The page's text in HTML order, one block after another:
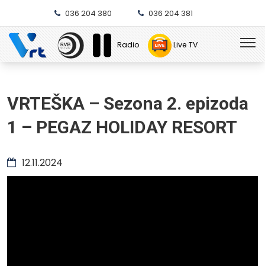
036 204 380 036 204 381
Radio Live TV
VRTEŠKA – Sezona 2. epizoda
1 – PEGAZ HOLIDAY RESORT
12.11.2024